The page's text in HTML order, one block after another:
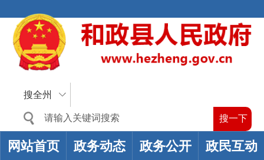
搜全州
网站首页 政务动态 政务公开 政民互动